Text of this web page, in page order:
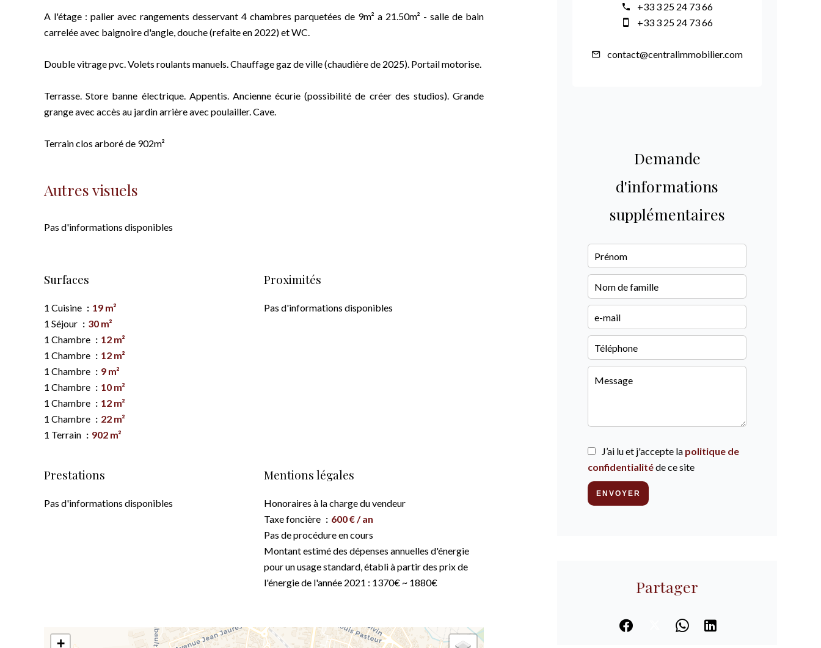
A l'étage : palier avec rangements desservant 4 chambres parquetées de 9m² a 21.50m² - salle de bain
carrelée avec baignoire d'angle, douche (refaite en 2022) et WC.
Double vitrage pvc. Volets roulants manuels. Chauffage gaz de ville (chaudière de 2025). Portail motorise.
Terrasse. Store banne électrique. Appentis. Ancienne écurie (possibilité de créer des studios). Grande
grange avec accès au jardin arrière avec poulailler. Cave.
Terrain clos arboré de 902m²
Autres visuels
Pas d'informations disponibles
Surfaces
1 Cuisine
19 m²
1 Séjour
30 m²
1 Chambre
12 m²
1 Chambre
12 m²
1 Chambre
9 m²
1 Chambre
10 m²
1 Chambre
12 m²
1 Chambre
22 m²
1 Terrain
902 m²
Proximités
Pas d'informations disponibles
Prestations
Pas d'informations disponibles
Mentions légales
Honoraires à la charge du vendeur
Taxe foncière
600 € / an
Pas de procédure en cours
Montant estimé des dépenses annuelles d'énergie
pour un usage standard, établi à partir des prix de
l'énergie de l'année 2021 : 1370€ ~ 1880€
+
+33 3 25 24 73 66
+33 3 25 24 73 66
contact@centralimmobilier.com
Demande
d'informations
supplémentaires
J’ai lu et j'accepte la politique de
confidentialitéde ce site
ENVOYER
Partager